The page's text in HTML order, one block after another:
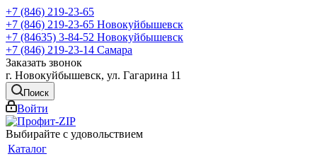
+7 (846) 219-23-65
+7 (846) 219-23-65 Новокуйбышевск
+7 (84635) 3-84-52 Новокуйбышевск
+7 (846) 219-23-14 Самара
Заказать звонок
г. Новокуйбышевск, ул. Гагарина 11
Поиск
Войти
Выбирайте с удовольствием
Каталог